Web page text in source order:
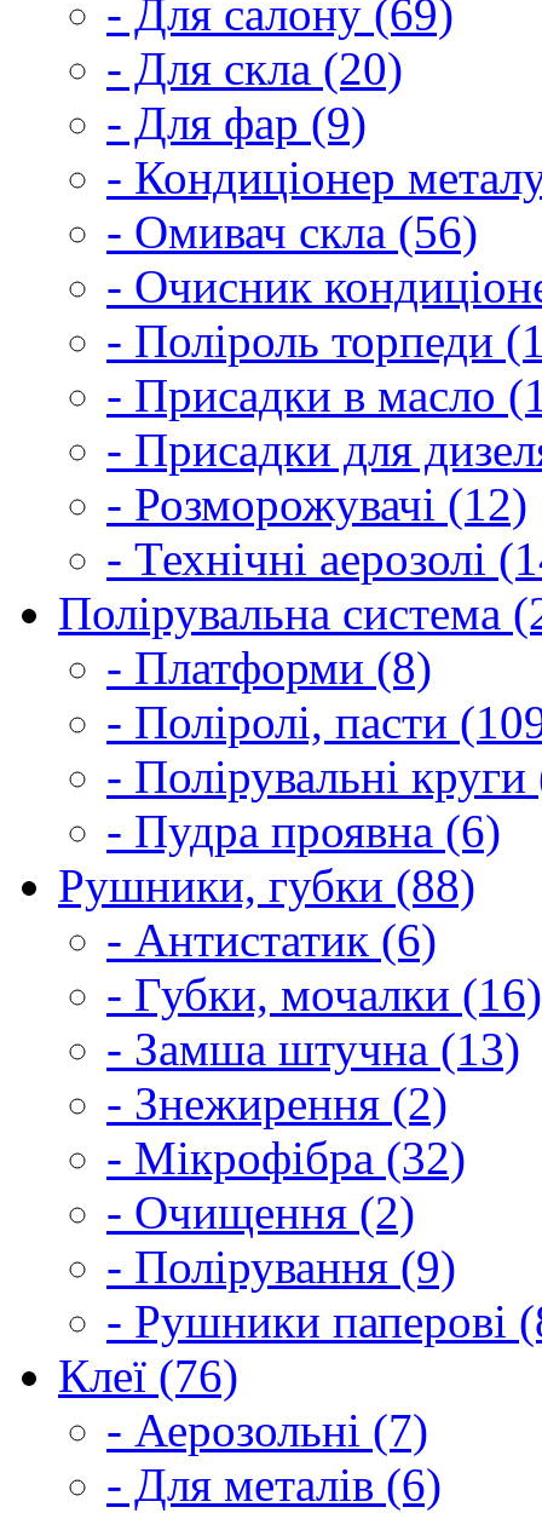
- Для салону (69)
- Для скла (20)
- Для фар (9)
- Кондиціонер
- Омивач скла (56)
- Очисник
- Поліроль торпеди
- Присадки в масло
- Присадки для
- Розморожувачі (12)
- Технічні аерозолі
Полірувальна система
- Платформи (8)
- Поліролі, пасти
- Полірувальні
- Пудра проявна (6)
Рушники, губки (88)
- Антистатик (6)
- Губки, мочалки (16)
- Замша штучна (13)
- Знежирення (2)
- Мікрофібра (32)
- Очищення (2)
- Полірування (9)
- Рушники паперові
Клеї (76)
- Аерозольні (7)
- Для металів (6)